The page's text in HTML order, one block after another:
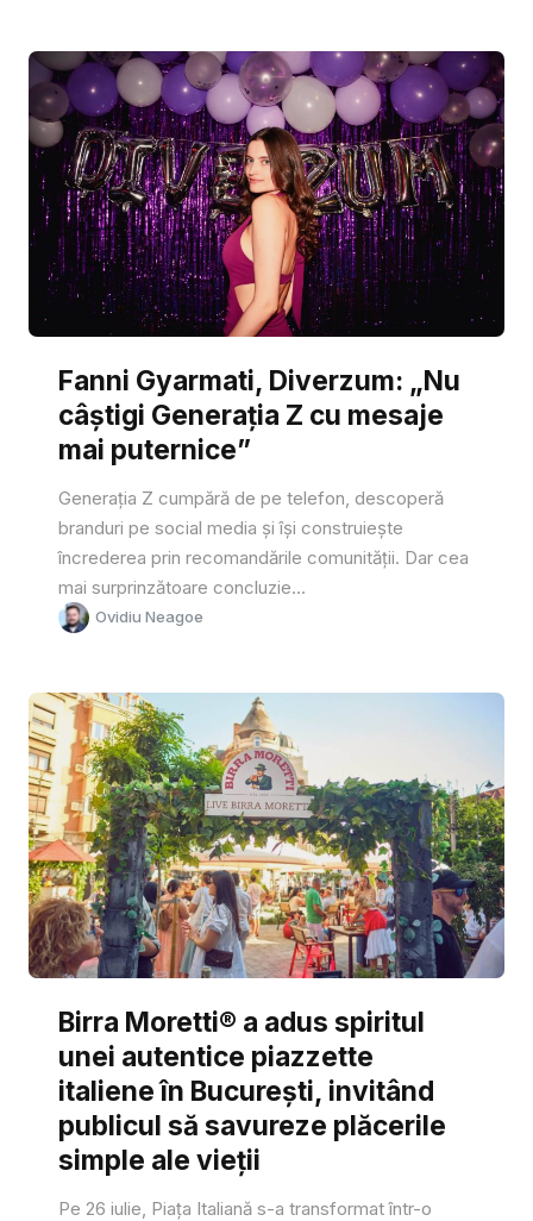
Fanni Gyarmati, Diverzum: „Nu
câștigi Generația Z cu mesaje
mai puternice”
Generația Z cumpără de pe telefon, descoperă
branduri pe social media și își construiește
încrederea prin recomandările comunității. Dar cea
mai surprinzătoare concluzie...
Ovidiu Neagoe
Birra Moretti® a adus spiritul
unei autentice piazzette
italiene în București, invitând
publicul să savureze plăcerile
simple ale vieții
Pe 26 iulie, Piața Italiană s-a transformat într-o